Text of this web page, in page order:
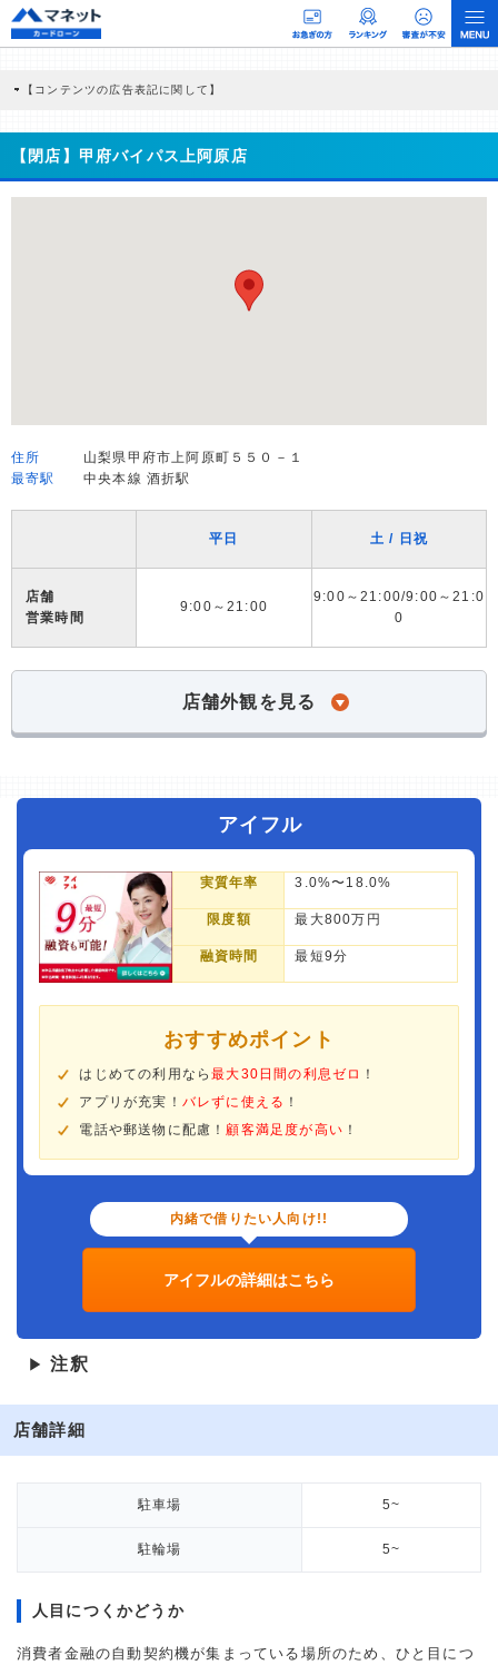
【コンテンツの広告表記に関して】
商品を根拠なくPRするものではなく、当編集部の調査／ユーザーへの口コミ収集な
どに基づき、公平性を担保した情報提供を行っています。
>提携企業一覧
【閉店】甲府バイパス上阿原店
住所
山梨県甲府市上阿原町５５０－１
最寄駅
中央本線 酒折駅
平日 土 / 日祝
店舗
営業時間
9:00～21:00
9:00～21:00/9:00～21:0
0
店舗外観を見る
アイフル
実質年率 3.0%〜18.0%
限度額 最大800万円
融資時間 最短9分
おすすめポイント
はじめての利用なら最大30日間の利息ゼロ ！
アプリが充実！ バレずに使える ！
電話や郵送物に配慮！顧客満足度が高い ！
内緒で借りたい人向け!!
アイフルの詳細はこちら
▶ 注釈
店舗詳細
駐車場 5~
駐輪場 5~
人目につくかどうか
消費者金融の自動契約機が集まっている場所のため、ひと目につ